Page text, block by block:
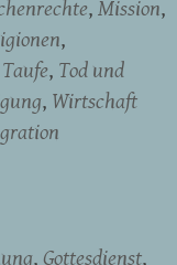
Mission
Taufe Tod und
Wirtschaft
Gottesdienst